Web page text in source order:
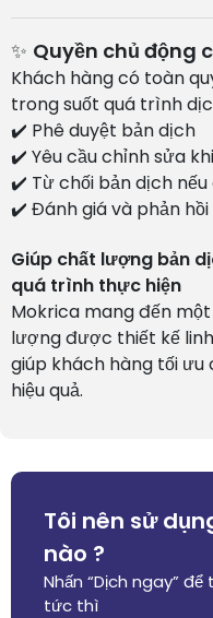
✨ Quyền chủ động
Khách hàng có toàn
trong suốt quá trình
✔️ Phê duyệt bản dịch
✔️ Yêu cầu chỉnh sửa
✔️ Từ chối bản dịch
✔️ Đánh giá và phản
Giúp chất lượng bản
quá trình thực hiện
Mokrica mang đến
lượng được thiết kế
giúp khách hàng tối
hiệu quả.
Tôi nên sử
nào ?
Nhấn “Dịch ngay”
tức thì